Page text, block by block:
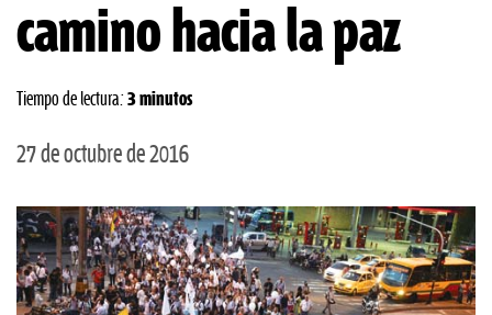
camino hacia la paz
Tiempo de lectura: 3 minutos
27 de octubre de 2016